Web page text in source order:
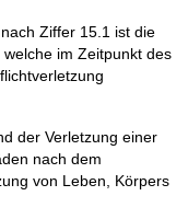
Ziffer 15.1 ist die
im Zeitpunkt des
der Verletzung einer
nach dem
von Leben, Körpers